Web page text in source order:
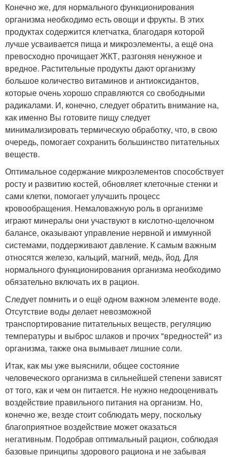
Конечно же, для нормального функционирования
организма необходимо есть овощи и фрукты. В этих
продуктах содержится клетчатка, благодаря которой
лучше усваивается пища и микроэлементы, а ещё она
превосходно прочищает ЖКТ, разгоняя ненужное и
вредное. Растительные продукты дают организму
большое количество витаминов и антиоксидантов,
которые очень хорошо справляются со свободными
радикалами. И, конечно, следует обратить внимание на,
как именно Вы готовите пищу следует
минимализировать термическую обработку, что, в свою
очередь, помогает сохранить большинство питательных
веществ.
Оптимальное содержание микроэлементов способствует
росту и развитию костей, обновляет клеточные стенки и
сами клетки, помогает улучшить процесс
кровообращения. Немаловажную роль в организме
играют минералы они участвуют в кислотно-щелочном
балансе, оказывают управление нервной и иммунной
системами, поддерживают давление. К самым важным
относятся железо, кальций, магний, медь, йод. Для
нормального функционирования организма необходимо
обязательно включать их в рацион.
Следует помнить и о ещё одном важном элементе воде.
Отсутствие воды делает невозможной
транспортирование питательных веществ, регуляцию
температуры и выброс шлаков и прочих "вредностей" из
организма, также она вымывает лишние соли.
Итак, как мы уже выяснили, общее состояние
человеческого организма в сильнейшей степени зависят
от того, как и чем он питается. Не нужно недооценивать
воздействие правильного питания на организм. Но,
конечно же, везде стоит соблюдать меру, поскольку
благоприятное воздействие может оказаться
негативным. Подобрав оптимальный рацион, соблюдая
базовые принципы здорового рациона и не забывая